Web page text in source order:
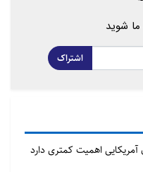
یا به هنگام تولد
کودکی، از پاکت خالی
شوید
اشتراک
آمریکایی اهمیت کمتری دارد